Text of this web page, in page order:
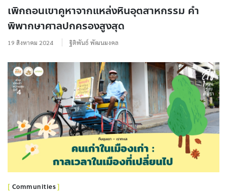
เพิกถอนเขาคูหาจากแหล่งหินอุตสาหกรรม คำ
พิพากษาศาลปกครองสูงสุด
19 สิงหาคม 2024 ฐิติพันธ์ พัฒนมงคล
Communities